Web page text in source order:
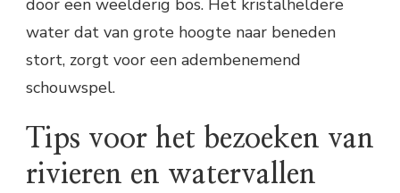
door een weelderig bos. Het kristalheldere
water dat van grote hoogte naar beneden
stort, zorgt voor een adembenemend
schouwspel.
Tips voor het bezoeken van
rivieren en watervallen